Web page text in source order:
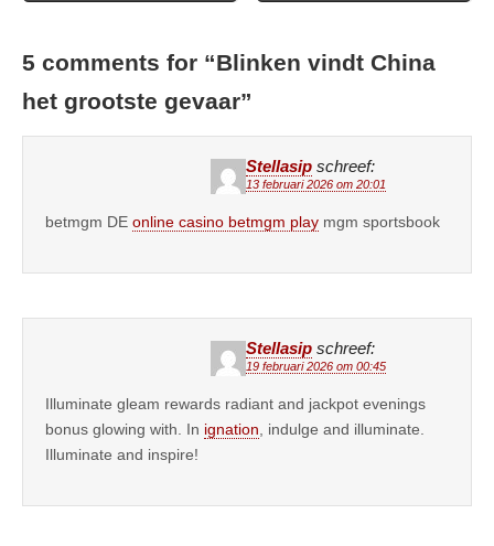
5 comments for “Blinken vindt China
het grootste gevaar”
Stellasip schreef:
13 februari 2026 om 20:01
betmgm DE online casino betmgm play mgm sportsbook
Stellasip schreef:
19 februari 2026 om 00:45
Illuminate gleam rewards radiant and jackpot evenings
bonus glowing with. In ignation , indulge and illuminate.
Illuminate and inspire!